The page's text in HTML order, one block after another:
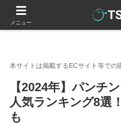
釣りラボマガジン 釣具（
【2024年】パンチ
人気ランキング8選
も
メニュー